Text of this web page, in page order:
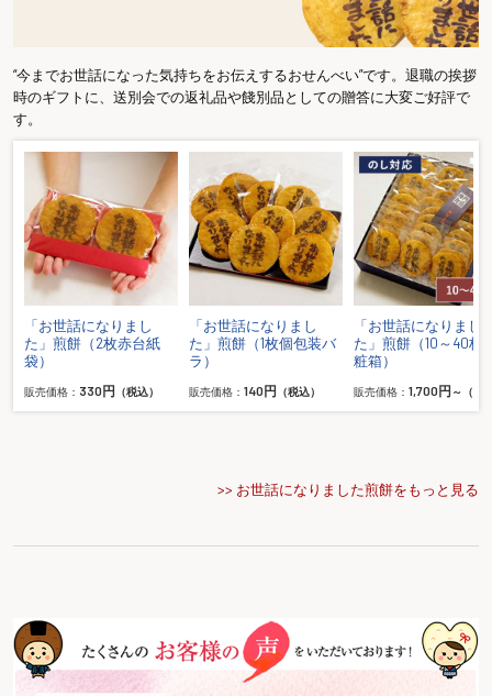
“今までお世話になった気持ちをお伝えするおせんべい”です。退職の挨拶
時のギフトに、送別会での返礼品や餞別品としての贈答に大変ご好評で
す。
「お世話になりまし
た」煎餅（2枚赤台紙
袋）
販売価格： 330円 （税込）
「お世話になりまし
た」煎餅（1枚個包装バ
ラ）
販売価格： 140円 （税込）
「お世話になりまし
た」煎餅（10～40枚
粧箱）
販売価格： 1,700円 ～（税
>> お世話になりました煎餅をもっと見る